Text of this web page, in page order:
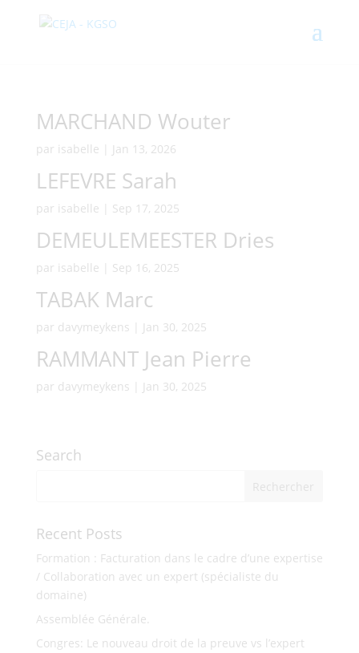
MARCHAND Wouter
par isabelle Jan 13, 2026
LEFEVRE Sarah
par isabelle Sep 17, 2025
DEMEULEMEESTER Dries
par isabelle Sep 16, 2025
TABAK Marc
par davymeykens Jan 30, 2025
RAMMANT Jean Pierre
par davymeykens Jan 30, 2025
Search
Recent Posts
Formation : Facturation dans le cadre d’une expertise
/ Collaboration avec un expert (spécialiste du
domaine)
Assemblée Générale.
Congres: Le nouveau droit de la preuve vs l’expert